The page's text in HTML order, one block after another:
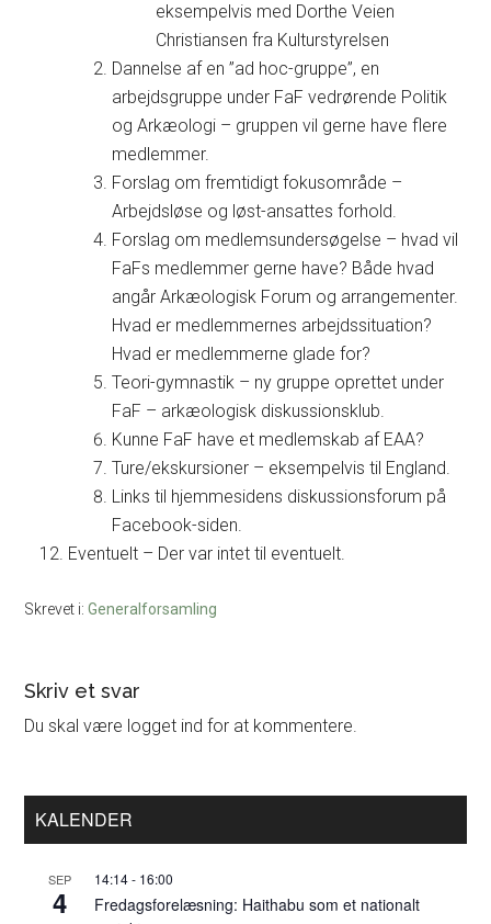
eksempelvis med Dorthe Veien
Christiansen fra Kulturstyrelsen
Dannelse af en ”ad hoc-gruppe”, en
arbejdsgruppe under FaF vedrørende Politik
og Arkæologi – gruppen vil gerne have flere
medlemmer.
Forslag om fremtidigt fokusområde –
Arbejdsløse og løst-ansattes forhold.
Forslag om medlemsundersøgelse – hvad vil
FaFs medlemmer gerne have? Både hvad
angår Arkæologisk Forum og arrangementer.
Hvad er medlemmernes arbejdssituation?
Hvad er medlemmerne glade for?
Teori-gymnastik – ny gruppe oprettet under
FaF – arkæologisk diskussionsklub.
Kunne FaF have et medlemskab af EAA?
Ture/ekskursioner – eksempelvis til England.
Links til hjemmesidens diskussionsforum på
Facebook-siden.
Eventuelt – Der var intet til eventuelt.
Skrevet i:Generalforsamling
Læserinteraktioner
Skriv et svar
Du skal være logget ind for at kommentere.
Primær
Sidebar
KALENDER
SEP
4
14:14- 16:00
Fredagsforelæsning: Haithabu som et nationalt